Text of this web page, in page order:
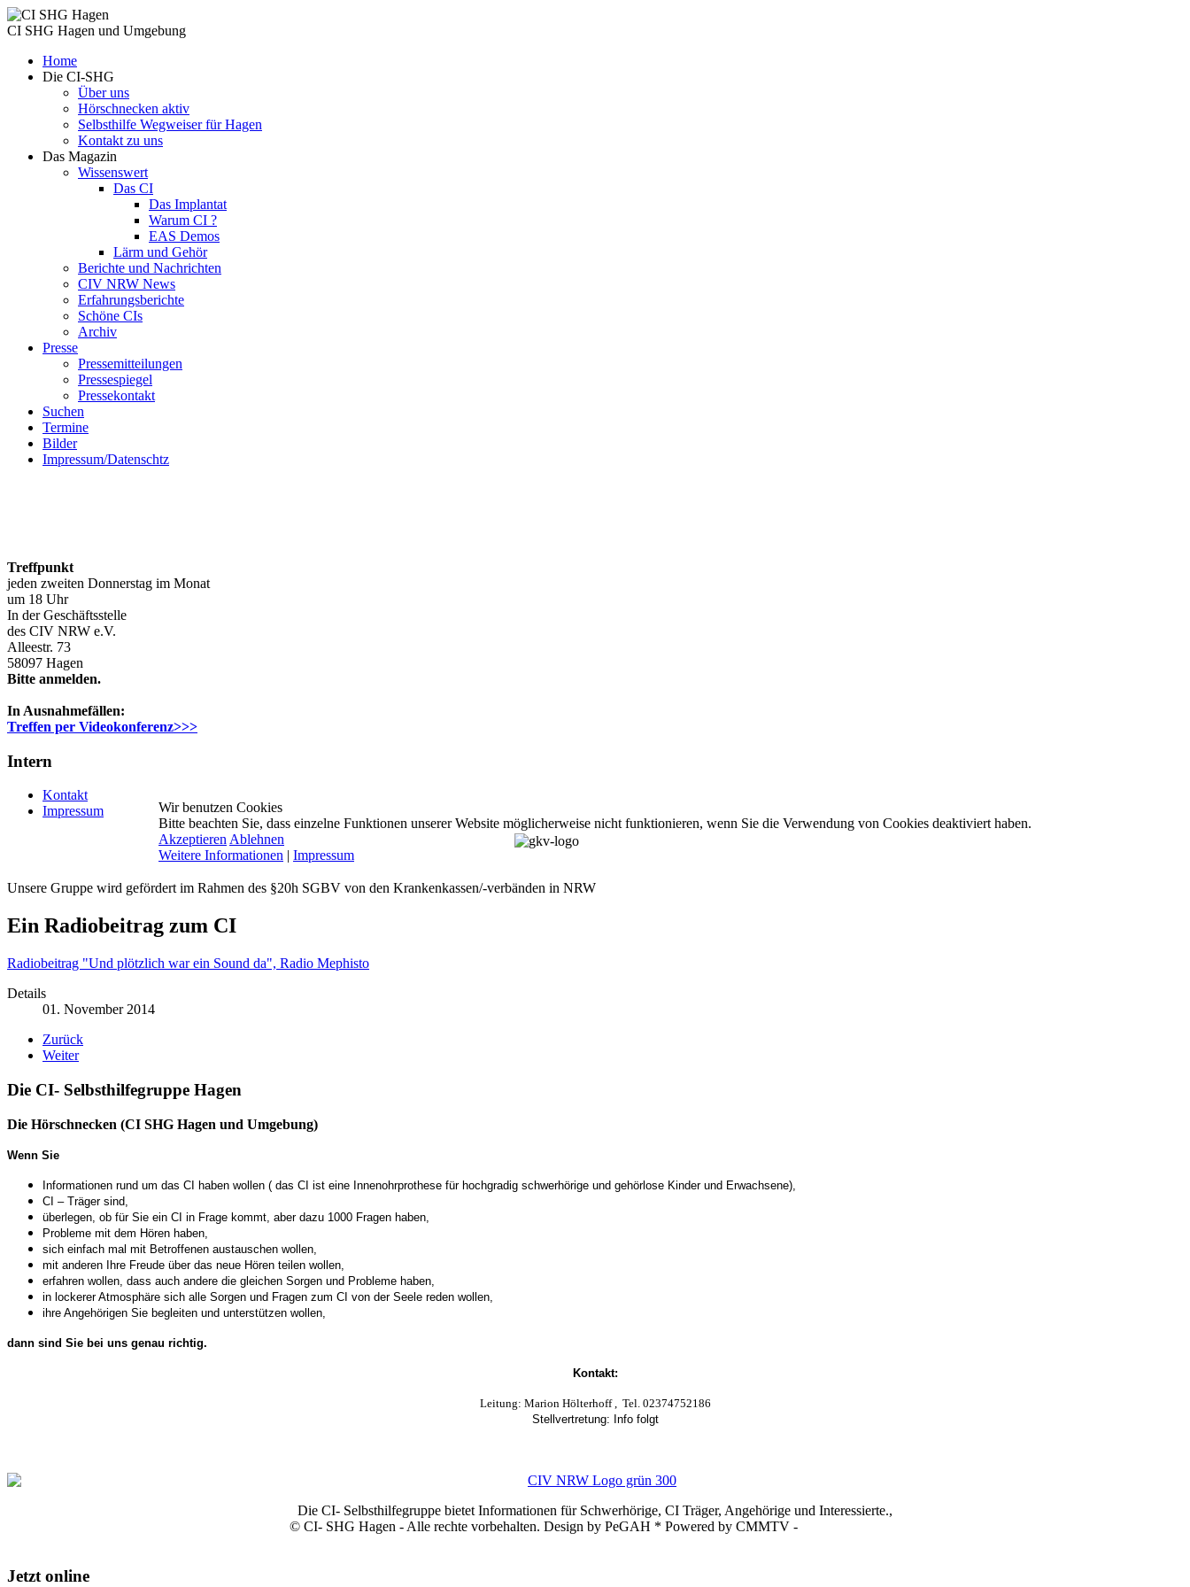
CI SHG Hagen und Umgebung
Home
Die CI-SHG
Über uns
Hörschnecken aktiv
Selbsthilfe Wegweiser für Hagen
Kontakt zu uns
Das Magazin
Wissenswert
Das CI
Das Implantat
Warum CI ?
EAS Demos
Lärm und Gehör
Berichte und Nachrichten
CIV NRW News
Erfahrungsberichte
Schöne CIs
Archiv
Presse
Pressemitteilungen
Pressespiegel
Pressekontakt
Suchen
Termine
Bilder
Impressum/Datenschtz
Treffpunkt
jeden zweiten Donnerstag im Monat
um 18 Uhr
In der Geschäftsstelle
des CIV NRW e.V.
Alleestr. 73
58097 Hagen
Bitte anmelden.
In Ausnahmefällen:
Treffen per Videokonferenz>>>
Intern
Kontakt
Impressum
Unsere Gruppe wird gefördert im Rahmen des §20h SGBV von den Krankenkassen/-verbänden in NRW
Ein Radiobeitrag zum CI
Radiobeitrag "Und plötzlich war ein Sound da", Radio Mephisto
Details
01. November 2014
Zurück
Weiter
Die CI- Selbsthilfegruppe Hagen
Die Hörschnecken (CI SHG Hagen und Umgebung)
Wenn Sie
Informationen rund um das CI haben wollen ( das CI ist eine Innenohrprothese für hochgradig schwerhörige und gehörlose Kinder und Erwachsene),
CI – Träger sind,
überlegen, ob für Sie ein CI in Frage kommt, aber dazu 1000 Fragen haben,
Probleme mit dem Hören haben,
sich einfach mal mit Betroffenen austauschen wollen,
mit anderen Ihre Freude über das neue Hören teilen wollen,
erfahren wollen, dass auch andere die gleichen Sorgen und Probleme haben,
in lockerer Atmosphäre sich alle Sorgen und Fragen zum CI von der Seele reden wollen,
ihre Angehörigen Sie begleiten und unterstützen wollen,
dann sind Sie bei uns genau richtig.
Kontakt:
Leitung: Marion Hölterhoff , Tel. 02374752186
Stellvertretung: Info folgt
Die CI- Selbsthilfegruppe bietet Informationen für Schwerhörige, CI Träger, Angehörige und Interessierte.,
© CI- SHG Hagen - Alle rechte vorbehalten. Design by PeGAH * Powered by CMMTV -
Jetzt online
Wir benutzen Cookies
Bitte beachten Sie, dass einzelne Funktionen unserer Website möglicherweise nicht funktionieren, wenn Sie die Verwendung von Cookies deaktiviert haben.
Akzeptieren Ablehnen
Weitere Informationen | Impressum